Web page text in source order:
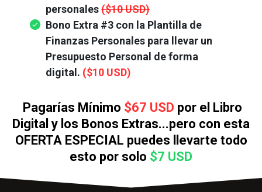
personales($10 USD)
Bono Extra #3 con la Plantilla de
Finanzas Personales para llevar un
Presupuesto Personal de forma
digital. ($10 USD)
Pagarías Mínimo $67 USD por el Libro
Digital y los Bonos Extras...pero con esta
OFERTA ESPECIAL puedes llevarte todo
esto por solo $7 USD